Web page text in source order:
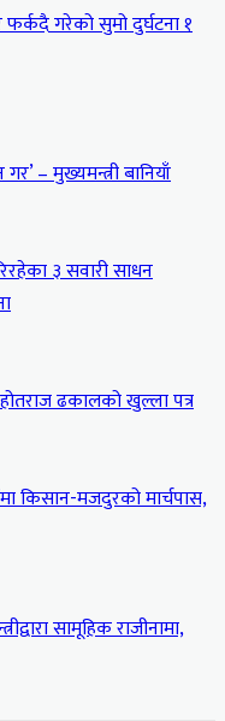
गरेको सुमो दुर्घटना १
– मुख्यमन्त्री बानियाँ
३ सवारी साधन
ढकालको खुल्ला पत्र
किसान-मजदुरको मार्चपास,
सामूहिक राजीनामा,